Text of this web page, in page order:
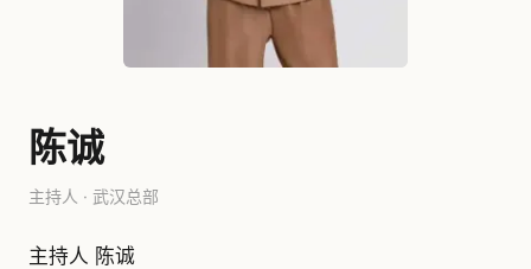
陈诚
主持人 · 武汉总部
主持人 陈诚